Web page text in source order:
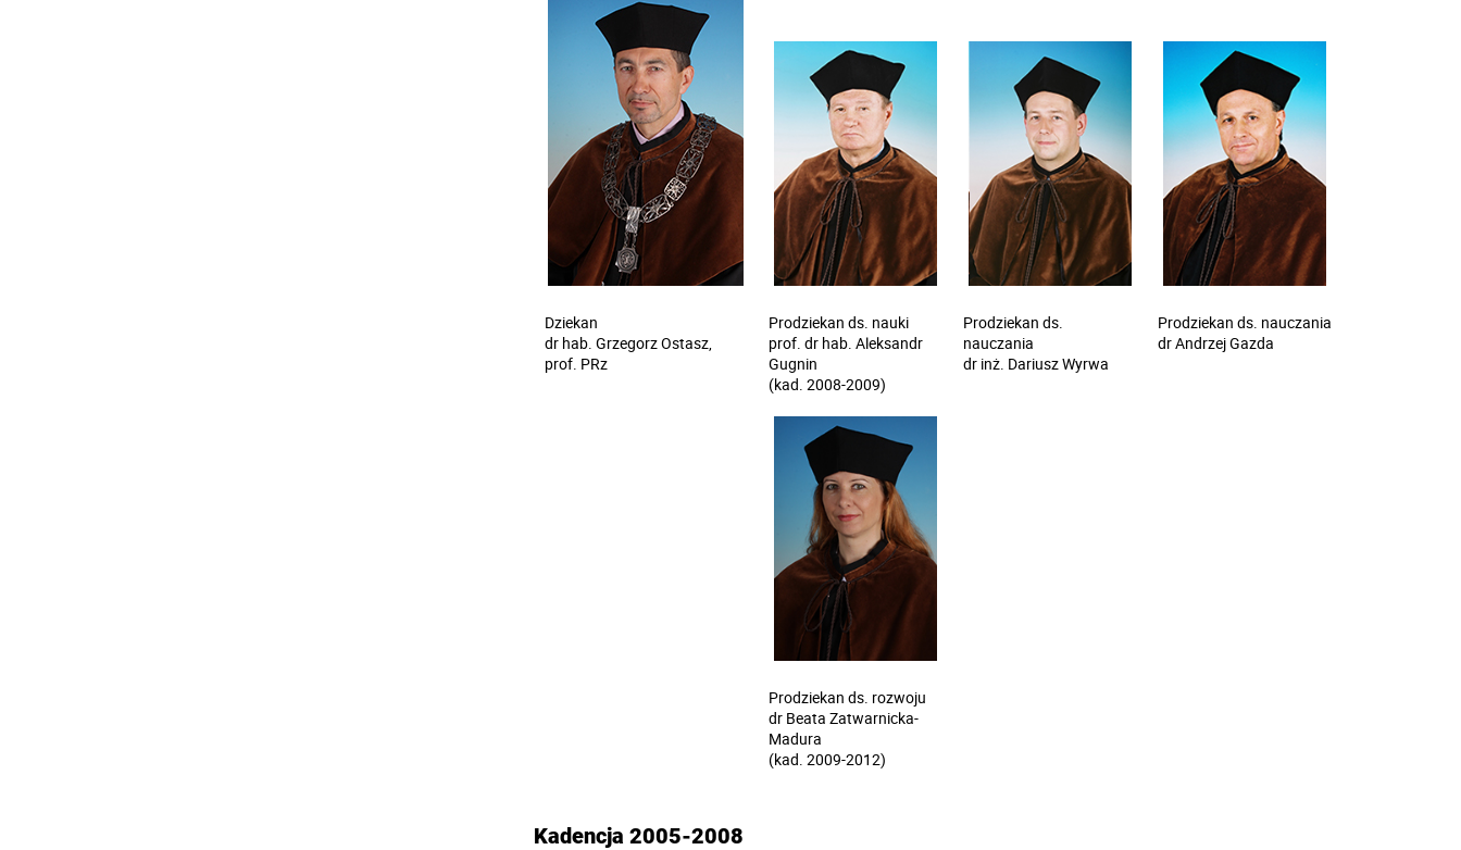
Dziekan
dr hab. Grzegorz Ostasz,
prof. PRz
Prodziekan ds. nauki
prof. dr hab. Aleksandr
Gugnin
(kad. 2008-2009)
Prodziekan ds.
nauczania
dr inż. Dariusz Wyrwa
Prodziekan ds. nauczania
dr Andrzej Gazda
Prodziekan ds. rozwoju
dr Beata Zatwarnicka-
Madura
(kad. 2009-2012)
Kadencja 2005-2008